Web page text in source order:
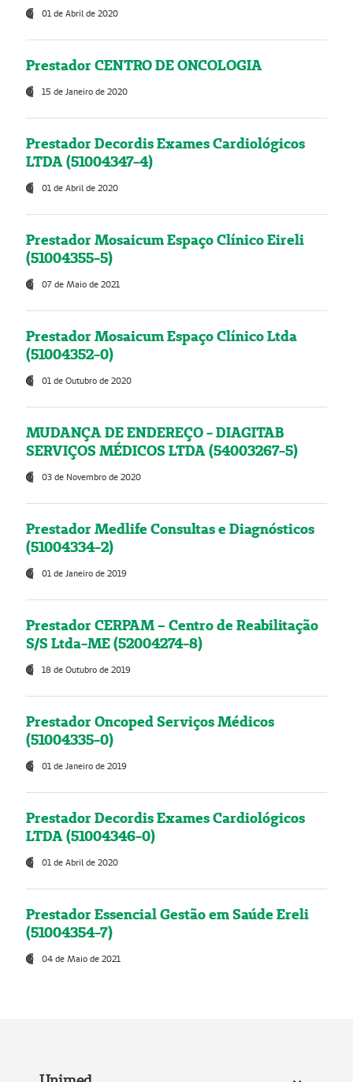
01 de Abril de 2020
Prestador CENTRO DE ONCOLOGIA
15 de Janeiro de 2020
Prestador Decordis Exames Cardiológicos
LTDA (51004347-4)
01 de Abril de 2020
Prestador Mosaicum Espaço Clínico Eireli
(51004355-5)
07 de Maio de 2021
Prestador Mosaicum Espaço Clínico Ltda
(51004352-0)
01 de Outubro de 2020
MUDANÇA DE ENDEREÇO - DIAGITAB
SERVIÇOS MÉDICOS LTDA (54003267-5)
03 de Novembro de 2020
Prestador Medlife Consultas e Diagnósticos
(51004334-2)
01 de Janeiro de 2019
Prestador CERPAM – Centro de Reabilitação
S/S Ltda-ME (52004274-8)
18 de Outubro de 2019
Prestador Oncoped Serviços Médicos
(51004335-0)
01 de Janeiro de 2019
Prestador Decordis Exames Cardiológicos
LTDA (51004346-0)
01 de Abril de 2020
Prestador Essencial Gestão em Saúde Ereli
(51004354-7)
04 de Maio de 2021